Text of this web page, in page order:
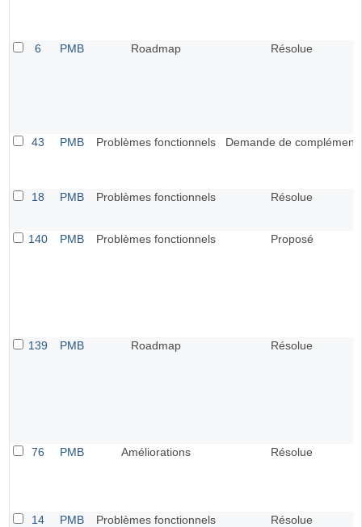
6 PMB Roadmap Résolue
43 PMB Problèmes fonctionnels Demande de complément
18 PMB Problèmes fonctionnels Résolue
140 PMB Problèmes fonctionnels Proposé
139 PMB Roadmap Résolue
76 PMB Améliorations Résolue
14 PMB Problèmes fonctionnels Résolue